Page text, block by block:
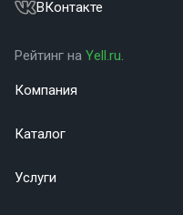
ВКонтакте
Рейтинг на Yell.ru.
Компания
Каталог
Услуги